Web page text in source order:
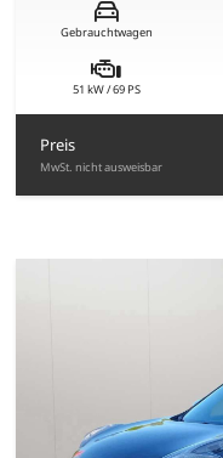
Gebrauchtwagen
51 kW / 69 PS
Preis
MwSt. nicht ausweisbar